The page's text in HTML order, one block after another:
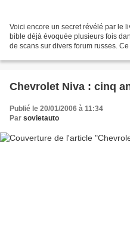
Voici encore un secret révélé par le
bible déjà évoquée plusieurs fois
de scans sur divers forum russes.
Chevrolet Niva : cinq
Publié le 20/01/2006 à 11:34
Par sovietauto